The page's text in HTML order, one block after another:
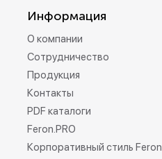
Информация
О компании
Сотрудничество
Продукция
Контакты
PDF каталоги
Feron.PRO
Корпоративный стиль Feron